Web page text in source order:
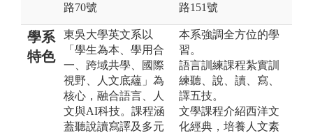
路70號
路151號
學系
特色
東吳大學英文系以
「學生為本、學用合
一、跨域共學、國際
視野、人文底蘊」為
核心，融合語言、人
文與AI科技。課程涵
蓋聽說讀寫譯及多元
本系強調全方位的學
習。
語言訓練課程紮實訓
練聽、說、讀、寫、
譯五技。
文學課程介紹西洋文
化經典，培養人文素